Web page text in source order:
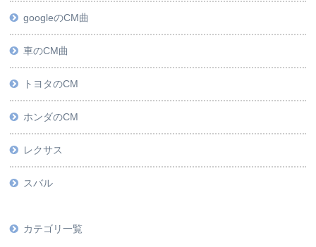
googleのCM曲
車のCM曲
トヨタのCM
ホンダのCM
レクサス
スバル
カテゴリ一覧